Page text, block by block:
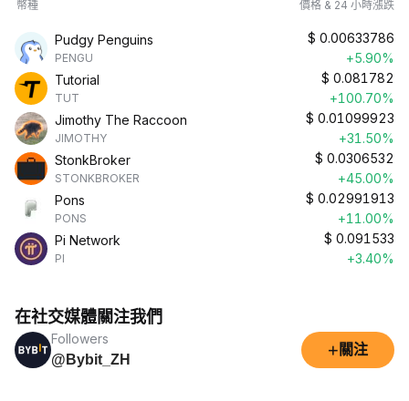
幣種 價格 & 24 小時漲跌
Pudgy Penguins
PENGU
$ 0.00633786
+5.90%
Tutorial
TUT
$ 0.081782
+100.70%
Jimothy The Raccoon
JIMOTHY
$ 0.01099923
+31.50%
StonkBroker
STONKBROKER
$ 0.0306532
+45.00%
Pons
PONS
$ 0.02991913
+11.00%
Pi Network
PI
$ 0.091533
+3.40%
在社交媒體關注我們
Followers
@Bybit_ZH
+ 關注